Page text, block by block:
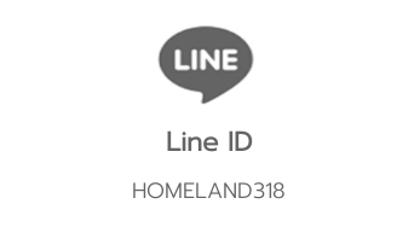
Line ID
HOMELAND318